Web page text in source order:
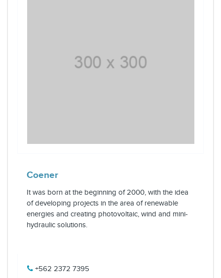
Coener
It was born at the beginning of 2000, with the idea
of developing projects in the area of renewable
energies and creating photovoltaic, wind and mini-
hydraulic solutions.
+562 2372 7395